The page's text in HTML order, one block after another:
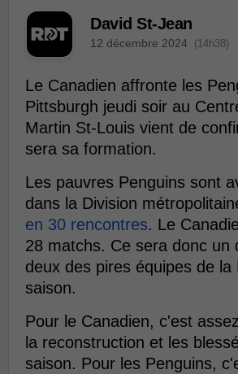
David St-Jean
12 décembre 2024 (14h38)
Le Canadien affronte les
Pittsburgh jeudi soir au
Martin St-Louis vient de
sera sa formation.
Les pauvres Penguins sont
dans la Division
en 30 rencontres. Le
28 matchs. Ce sera donc un
deux des pires équipes de la
saison.
Pour le Canadien, c'est
la reconstruction et les
saison. Pour les Penguins,